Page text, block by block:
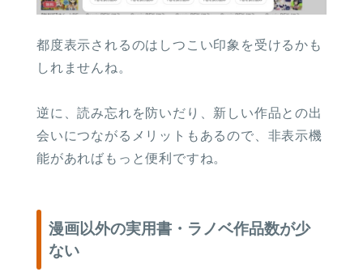
都度表示されるのはしつこい印象を受けるかも
しれませんね。
逆に、読み忘れを防いだり、新しい作品との出
会いにつながるメリットもあるので、非表示機
能があればもっと便利ですね。
漫画以外の実用書・ラノベ作品数が少
ない